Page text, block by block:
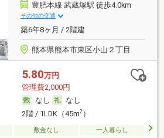
豊肥本線 武蔵塚駅 徒歩4.0km
その他の交通
築6年8ヶ月 / 2階建
熊本県熊本市東区小山２丁目
5.80万円
管理費2,000円
なし
なし
2階 / 1LDK（45m2）
敷金なし
一人暮らし